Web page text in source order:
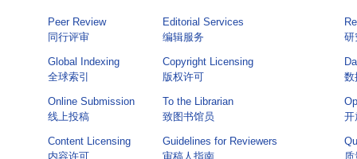
Peer Review
同行评审
Editorial Services
编辑服务
研
Global Indexing
全球索引
Copyright Licensing
版权许可
数
Online Submission
线上投稿
To the Librarian
致图书馆员
开
Content Licensing
内容许可
Guidelines for Reviewers
审稿人指南